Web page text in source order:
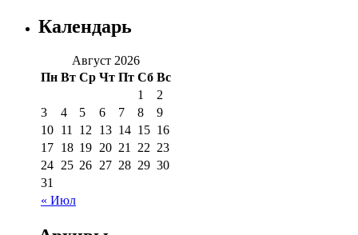
Календарь
Август 2026
Пн Вт Ср Чт Пт Сб Вс
« Июл
1
2
3
4 5 6 7 8
9
10 11 12 13 14 15 16
17 18 19 20 21 22 23
24 25 26 27 28 29 30
31